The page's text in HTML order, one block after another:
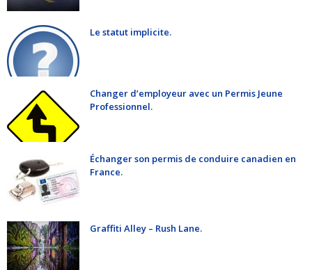
Le statut implicite.
Changer d’employeur avec un Permis Jeune
Professionnel.
Échanger son permis de conduire canadien en
France.
Graffiti Alley – Rush Lane.